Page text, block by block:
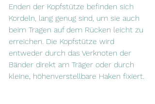
Enden der Kopfstütze befinden sich
Kordeln, lang genug sind, um sie auch
beim Tragen auf dem Rücken leicht zu
erreichen. Die Kopfstütze wird
entweder durch das Verknoten der
Bänder direkt am Träger oder durch
kleine, höhenverstellbare Haken fixiert.